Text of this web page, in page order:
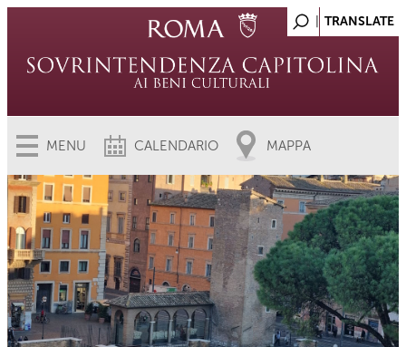
MENU CALENDARIO MAPPA